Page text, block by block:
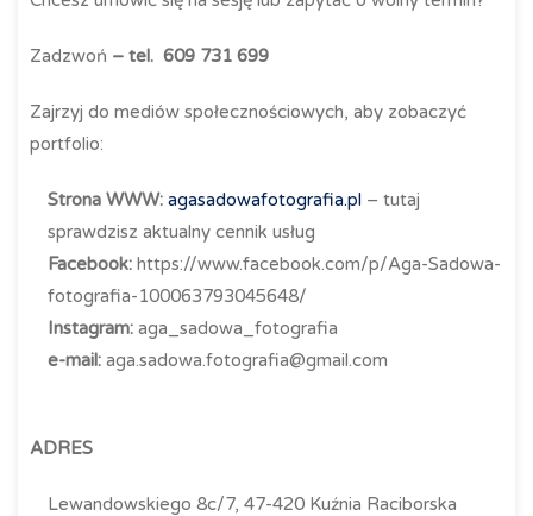
Zadzwoń – tel. 609 731 699
Zajrzyj do mediów społecznościowych, aby zobaczyć
portfolio:
Strona WWW: agasadowafotografia.pl – tutaj
sprawdzisz aktualny cennik usług
Facebook: https://www.facebook.com/p/Aga-Sadowa-
fotografia-100063793045648/
Instagram: aga_sadowa_fotografia
e-mail: aga.sadowa.fotografia@gmail.com
ADRES
Lewandowskiego 8c/7, 47-420 Kuźnia Raciborska